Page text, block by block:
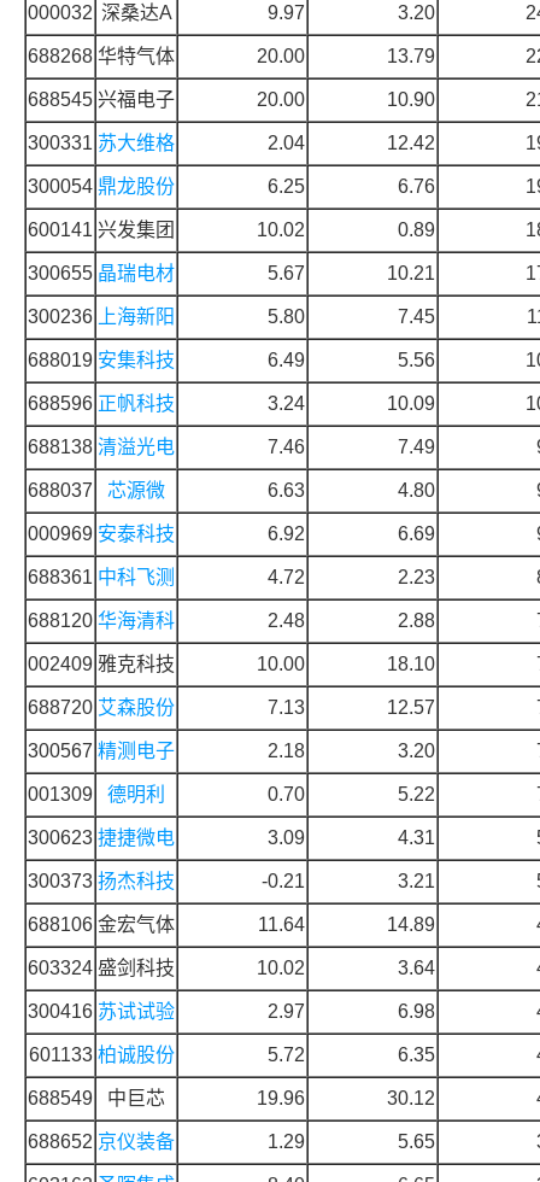
000032 深桑达A 9.97 3.20
688268 华特气体 20.00 13.79
688545 兴福电子 20.00 10.90
300331 苏大维格 2.04 12.42
300054 鼎龙股份 6.25 6.76
600141 兴发集团 10.02 0.89
300655 晶瑞电材 5.67 10.21
300236 上海新阳 5.80 7.45
688019 安集科技 6.49 5.56
688596 正帆科技 3.24 10.09
688138 清溢光电 7.46 7.49
688037 芯源微 6.63 4.80
000969 安泰科技 6.92 6.69
688361 中科飞测 4.72 2.23
688120 华海清科 2.48 2.88
002409 雅克科技 10.00 18.10
688720 艾森股份 7.13 12.57
300567 精测电子 2.18 3.20
001309 德明利 0.70 5.22
300623 捷捷微电 3.09 4.31
300373 扬杰科技 -0.21 3.21
688106 金宏气体 11.64 14.89
603324 盛剑科技 10.02 3.64
300416 苏试试验 2.97 6.98
601133 柏诚股份 5.72 6.35
688549 中巨芯 19.96 30.12
688652 京仪装备 1.29 5.65